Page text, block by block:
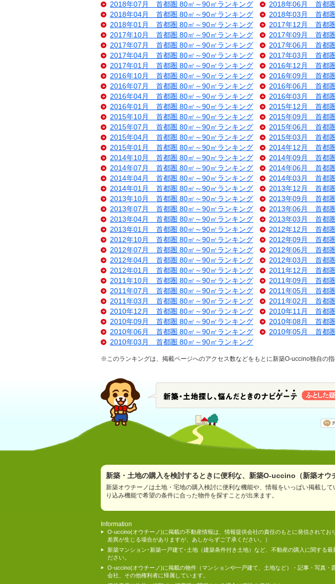
2018年07月 首都圏 80㎡～90㎡ランキング 2018年06月 首都
2018年04月 首都圏 80㎡～90㎡ランキング
2018年03月 首都
2018年01月 首都圏 80㎡～90㎡ランキング
2017年12月 首都
2017年10月 首都圏 80㎡～90㎡ランキング
2017年09月 首都
2017年07月 首都圏 80㎡～90㎡ランキング
2017年06月 首都
2017年04月 首都圏 80㎡～90㎡ランキング
2017年03月 首都
2017年01月 首都圏 80㎡～90㎡ランキング
2016年12月 首都
2016年10月 首都圏 80㎡～90㎡ランキング
2016年09月 首都
2016年07月 首都圏 80㎡～90㎡ランキング
2016年06月 首都
2016年04月 首都圏 80㎡～90㎡ランキング
2016年03月 首都
2016年01月 首都圏 80㎡～90㎡ランキング
2015年12月 首都
2015年10月 首都圏 80㎡～90㎡ランキング
2015年09月 首都
2015年07月 首都圏 80㎡～90㎡ランキング
2015年06月 首都
2015年04月 首都圏 80㎡～90㎡ランキング
2015年03月 首都
2015年01月 首都圏 80㎡～90㎡ランキング
2014年12月 首都
2014年10月 首都圏 80㎡～90㎡ランキング
2014年09月 首都
2014年07月 首都圏 80㎡～90㎡ランキング
2014年06月 首都
2014年04月 首都圏 80㎡～90㎡ランキング
2014年03月 首都
2014年01月 首都圏 80㎡～90㎡ランキング
2013年12月 首都
2013年10月 首都圏 80㎡～90㎡ランキング
2013年09月 首都
2013年07月 首都圏 80㎡～90㎡ランキング
2013年06月 首都
2013年04月 首都圏 80㎡～90㎡ランキング
2013年03月 首都
2013年01月 首都圏 80㎡～90㎡ランキング
2012年12月 首都
2012年10月 首都圏 80㎡～90㎡ランキング
2012年09月 首都
2012年07月 首都圏 80㎡～90㎡ランキング
2012年06月 首都
2012年04月 首都圏 80㎡～90㎡ランキング
2012年03月 首都
2012年01月 首都圏 80㎡～90㎡ランキング
2011年12月 首都
2011年10月 首都圏 80㎡～90㎡ランキング
2011年09月 首都
2011年07月 首都圏 80㎡～90㎡ランキング
2011年05月 首都
2011年03月 首都圏 80㎡～90㎡ランキング
2011年02月 首都
2010年12月 首都圏 80㎡～90㎡ランキング
2010年11月 首都
2010年09月 首都圏 80㎡～90㎡ランキング
2010年08月 首都
2010年06月 首都圏 80㎡～90㎡ランキング
2010年05月 首都
2010年03月 首都圏 80㎡～90㎡ランキング
※このランキングは、掲載ページへのアクセス数などをもとに新築O-uccino独自の指
新築・土地の購入を検討するときに便利な、新築O-uccino（新築オウ
新築オウチーノは土地・宅地の購入検討に便利な機能や、情報をいっぱい掲載し
り込み機能で希望の条件に合った物件を探すことが出来ます。
Information
O-uccino(オウチーノ)に掲載の不動産情報は、情報提供会社の責任のもとに発信されて
差異が生じる場合がありますが、あしからずご了承ください。）
新築マンション･新築一戸建て･土地（建築条件付き土地）など、不動産の購入に関する
ださい。
O-uccino(オウチーノ)に掲載の物件（マンションや一戸建て、土地など）・記事・写真
会社、その他権利者に帰属しています。